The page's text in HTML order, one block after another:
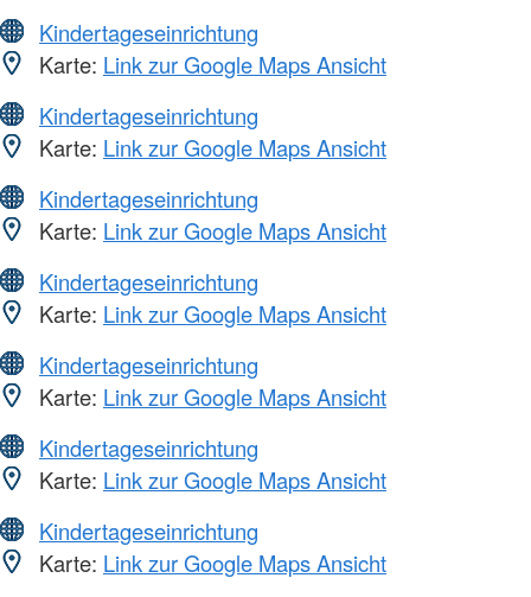
Kindertageseinrichtung
Karte: Link zur Google Maps Ansicht
Kindertageseinrichtung
Karte: Link zur Google Maps Ansicht
Kindertageseinrichtung
Karte: Link zur Google Maps Ansicht
Kindertageseinrichtung
Karte: Link zur Google Maps Ansicht
Kindertageseinrichtung
Karte: Link zur Google Maps Ansicht
Kindertageseinrichtung
Karte: Link zur Google Maps Ansicht
Kindertageseinrichtung
Karte: Link zur Google Maps Ansicht